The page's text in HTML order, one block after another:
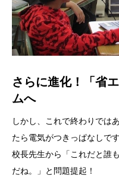
さらに進化！「省
ムへ
しかし、これで終わりでは
たら電気がつきっぱなしです
校長先生から「これだと誰
だね。」と問題提起！